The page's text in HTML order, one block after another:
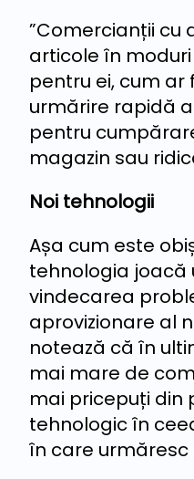
”Comercianții cu
articole în
pentru ei, cum ar
urmărire rapidă
pentru
magazin sau
Noi tehnologii
Așa cum este
tehnologia joacă
vindecarea
aprovizionare al
notează că în
mai mare de
mai pricepuți din
tehnologic în
în care